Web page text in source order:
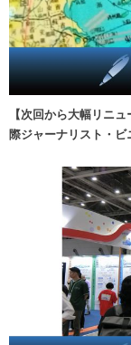
【次回から大幅リニ
際ジャーナリスト・ビ